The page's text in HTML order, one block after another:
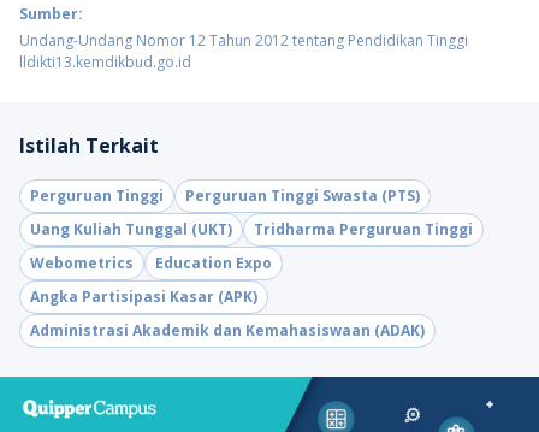
Sumber:
Undang-Undang Nomor 12 Tahun 2012 tentang Pendidikan Tinggi
lldikti13.kemdikbud.go.id
Istilah Terkait
Perguruan Tinggi
Perguruan Tinggi Swasta (PTS)
Uang Kuliah Tunggal (UKT)
Tridharma Perguruan Tinggi
Webometrics
Education Expo
Angka Partisipasi Kasar (APK)
Administrasi Akademik dan Kemahasiswaan (ADAK)